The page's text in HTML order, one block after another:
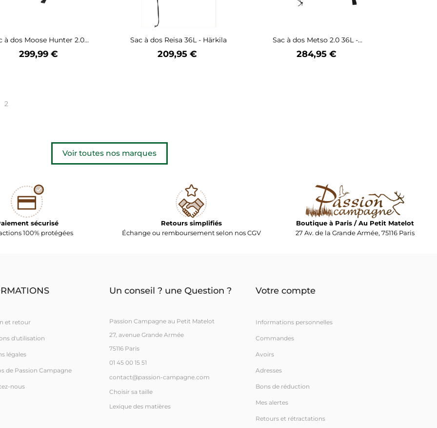
à dos Moose Hunter 2.0...
Prix
299,99 €
Sac à dos Reisa 36L - Härkila
Prix
209,95 €
Sac à dos Metso 2.0 36L -...
Prix
284,95 €
2
Voir toutes nos marques
sécurisé
100% protégées
Retours simplifiés
Échange ou remboursement selon nos CGV
Boutique à Paris / Au Petit Matelot
27 Av. de la Grande Armée, 75116 Paris
et retour
d'utilisation
légales
de Passion Campagne
nous
Un conseil ? une Question ?
Passion Campagne au Petit Matelot
27, avenue Grande Armée
75116 Paris
01 45 00 15 51
contact@passion-campagne.com
Choisir sa taille
Lexique des matières
Votre compte
Informations personnelles
Commandes
Avoirs
Adresses
Bons de réduction
Mes alertes
Retours et rétractations